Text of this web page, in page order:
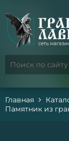
Главная
Памятник из